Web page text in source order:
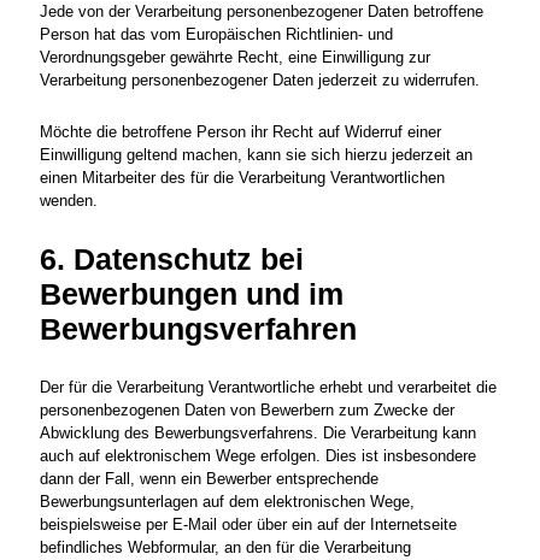
Jede von der Verarbeitung personenbezogener Daten betroffene
Person hat das vom Europäischen Richtlinien- und
Verordnungsgeber gewährte Recht, eine Einwilligung zur
Verarbeitung personenbezogener Daten jederzeit zu widerrufen.
Möchte die betroffene Person ihr Recht auf Widerruf einer
Einwilligung geltend machen, kann sie sich hierzu jederzeit an
einen Mitarbeiter des für die Verarbeitung Verantwortlichen
wenden.
6. Datenschutz bei
Bewerbungen und im
Bewerbungsverfahren
Der für die Verarbeitung Verantwortliche erhebt und verarbeitet die
personenbezogenen Daten von Bewerbern zum Zwecke der
Abwicklung des Bewerbungsverfahrens. Die Verarbeitung kann
auch auf elektronischem Wege erfolgen. Dies ist insbesondere
dann der Fall, wenn ein Bewerber entsprechende
Bewerbungsunterlagen auf dem elektronischen Wege,
beispielsweise per E-Mail oder über ein auf der Internetseite
befindliches Webformular, an den für die Verarbeitung